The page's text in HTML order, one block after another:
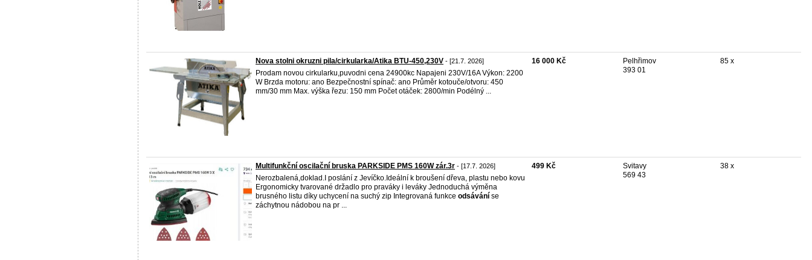
Nova stolni okruzni pila/cirkularka/Atika BTU-450,230V - [21.7. 2026]
Prodam novou cirkularku,puvodni cena 24900kc Napajeni 230V/16A Výkon: 2200
W Brzda motoru: ano Bezpečnostní spínač: ano Průměr kotouče/otvoru: 450
mm/30 mm Max. výška řezu: 150 mm Počet otáček: 2800/min Podélný ...
16 000 Kč
Pelhřimov
393 01
85 x
Multifunkční oscilační bruska PARKSIDE PMS 160W zár.3r - [17.7. 2026]
Nerozbalená,doklad.I poslání z Jevíčko.Ideální k broušení dřeva, plastu nebo kovu
Ergonomicky tvarované držadlo pro praváky i leváky Jednoduchá výměna
brusného listu díky uchycení na suchý zip Integrovaná funkce odsávání se
záchytnou nádobou na pr ...
499 Kč
Svitavy
569 43
38 x